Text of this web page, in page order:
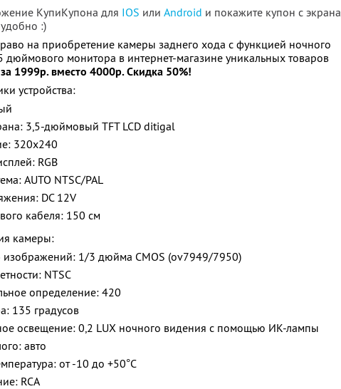
КупиКупона для IOS или Android и покажите купон с экрана
:)
на приобретение камеры заднего хода с функцией ночного
дюймового монитора в интернет-магазине уникальных товаров
за 1999р. вместо 4000р. Скидка 50%!
устройства:
3,5-дюймовый TFT LCD ditigal
320x240
RGB
AUTO NTSC/PAL
DC 12V
кабеля: 150 см
камеры:
изображений: 1/3 дюйма CMOS (ov7949/7950)
NTSC
определение: 420
135 градусов
освещение: 0,2 LUX ночного видения с помощью ИК-лампы
авто
от -10 до +50°С
RCA